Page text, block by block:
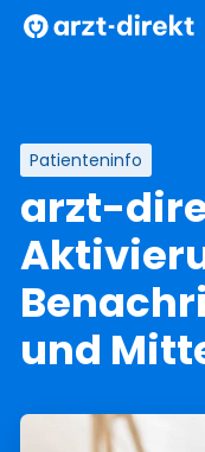
Zum
Inhalt
Patienteninfo
arzt-
und